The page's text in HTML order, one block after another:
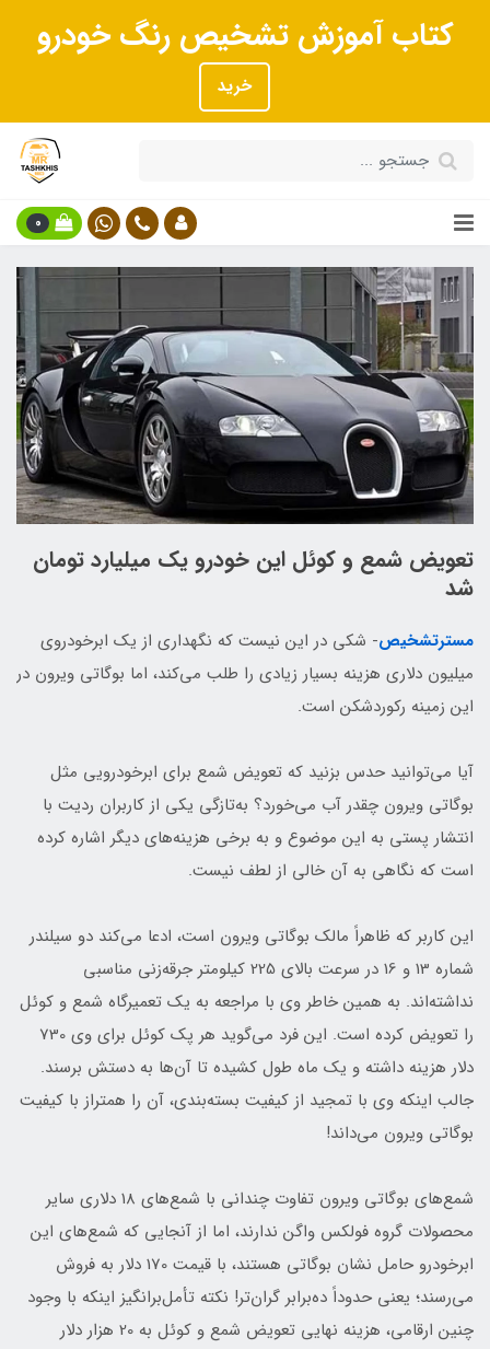
کتاب آموزش تشخیص رنگ خودرو
خرید
0
تعویض شمع و کوئل این خودرو یک میلیارد تومان
شد
مسترتشخیص- شکی در این نیست که نگهداری از یک ابرخودروی
میلیون دلاری هزینه بسیار زیادی را طلب می‌کند، اما بوگاتی ویرون در
این زمینه رکوردشکن است.
آیا می‌توانید حدس بزنید که تعویض شمع برای ابرخودرویی مثل
بوگاتی ویرون چقدر آب می‌خورد؟ به‌تازگی یکی از کاربران ردیت با
انتشار پستی به این موضوع و به برخی هزینه‌های دیگر اشاره کرده
است که نگاهی به آن خالی از لطف نیست.
این کاربر که ظاهراً مالک بوگاتی ویرون است، ادعا می‌کند دو سیلندر
شماره 13 و 16 در سرعت‌ بالای 225 کیلومتر جرقه‌زنی مناسبی
نداشته‌اند. به همین خاطر وی با مراجعه به یک تعمیرگاه شمع و کوئل
را تعویض کرده است. این فرد می‌گوید هر پک کوئل برای وی 730
دلار هزینه داشته و یک ماه طول کشیده تا آن‌ها به دستش برسند.
جالب اینکه وی با تمجید از کیفیت بسته‌بندی، آن را همتراز با کیفیت
بوگاتی ویرون می‌داند!
شمع‌های بوگاتی ویرون تفاوت چندانی با شمع‌های 18 دلاری سایر
محصولات گروه فولکس واگن ندارند، اما از آنجایی که شمع‌های این
ابرخودرو حامل نشان بوگاتی هستند، با قیمت 170 دلار به فروش
می‌رسند؛ یعنی حدوداً ده‌برابر گران‌تر! نکته تأمل‌برانگیز اینکه با وجود
چنین ارقامی، هزینه نهایی تعویض شمع و کوئل به 20 هزار دلار